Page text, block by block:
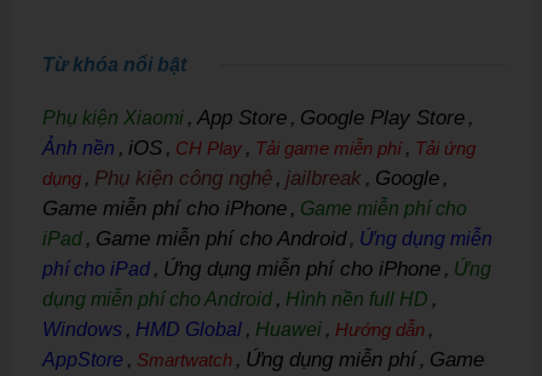
Từ khóa nổi bật
Phụ kiện Xiaomi , App Store , Google Play Store ,
Ảnh nền , iOS , CH Play , Tải game miễn phí , Tải ứng
dụng , Phụ kiện công nghệ , jailbreak , Google ,
Game miễn phí cho iPhone , Game miễn phí cho
iPad , Game miễn phí cho Android , Ứng dụng miễn
phí cho iPad , Ứng dụng miễn phí cho iPhone , Ứng
dụng miễn phí cho Android , Hình nền full HD ,
Windows , HMD Global , Huawei , Hướng dẫn ,
AppStore , Smartwatch , Ứng dụng miễn phí , Game